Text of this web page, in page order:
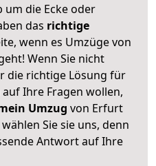
um die Ecke oder
das richtige
wenn es Umzüge von
Wenn Sie nicht
die richtige Lösung für
Ihre Fragen wollen,
Umzug von Erfurt
Sie sie uns, denn
Antwort auf Ihre